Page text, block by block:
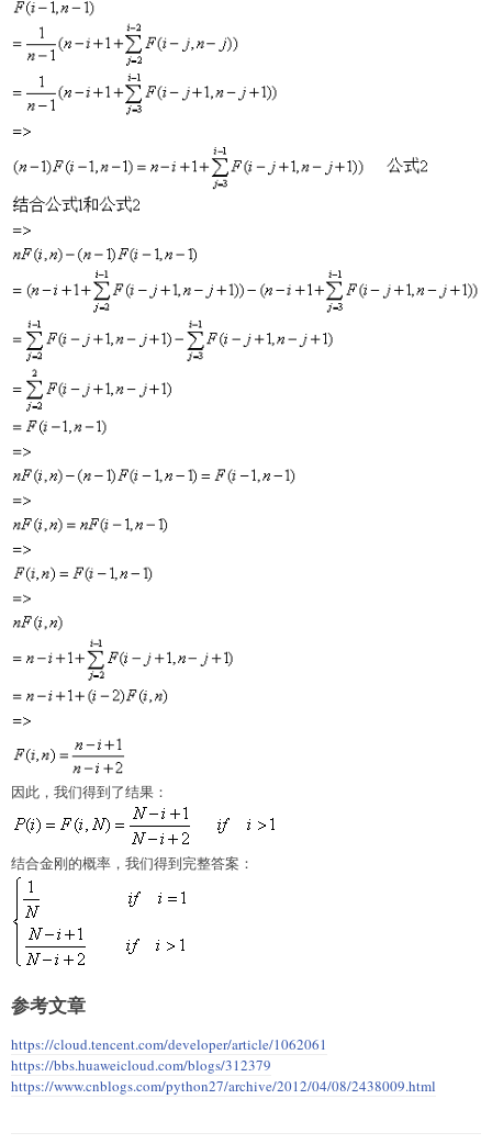
因此，我们得到了结果：
结合金刚的概率，我们得到完整答案：
参考文章
https://cloud.tencent.com/developer/article/1062061
https://bbs.huaweicloud.com/blogs/312379
https://www.cnblogs.com/python27/archive/2012/04/08/2438009.html